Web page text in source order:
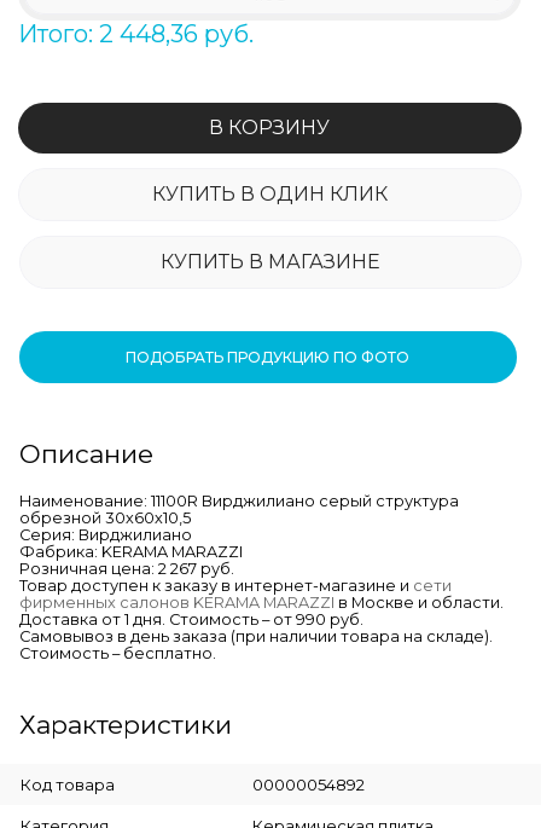
Итого: 2 448,36 руб.
В КОРЗИНУ
КУПИТЬ В ОДИН КЛИК
КУПИТЬ В МАГАЗИНЕ
ПОДОБРАТЬ ПРОДУКЦИЮ ПО ФОТО
Описание
Наименование: 11100R Вирджилиано серый структура
обрезной 30х60х10,5
Серия: Вирджилиано
Фабрика: KERAMA MARAZZI
Розничная цена: 2 267 руб.
Товар доступен к заказу в интернет-магазине и сети
фирменных салонов KERAMA MARAZZI в Москве и области.
Доставка от 1 дня. Стоимость – от 990 руб.
Самовывоз в день заказа (при наличии товара на складе).
Стоимость – бесплатно.
Характеристики
Код товара 00000054892